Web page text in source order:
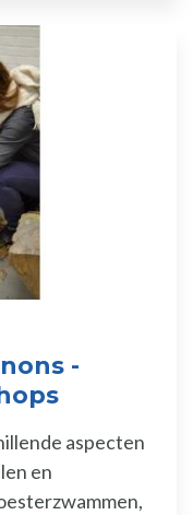
-
aspecten
en